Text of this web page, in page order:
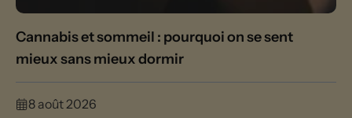
Cannabis et sommeil : pourquoi on se sent
mieux sans mieux dormir
8 août 2026